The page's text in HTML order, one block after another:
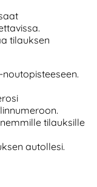
tilauksen
tilauksille
autollesi.